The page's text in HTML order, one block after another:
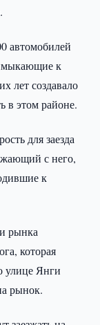
автомобилей
к
лет создавало
в этом районе.
для заезда
с него,
к
рынка
которая
улице Янги
рынок.